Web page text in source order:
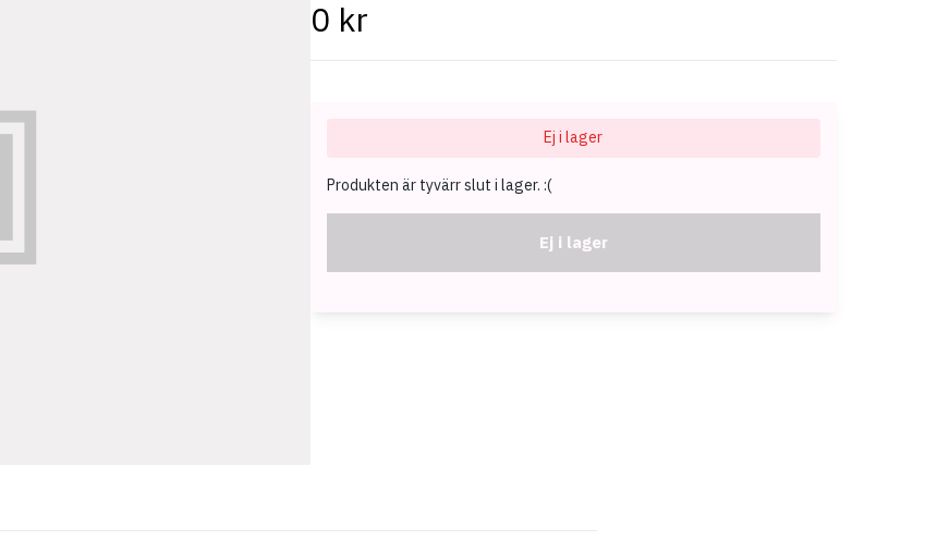
0 kr
Ej i lager
Produkten är tyvärr slut i lager. :(
Ej i lager